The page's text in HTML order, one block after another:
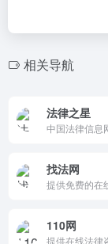
相关导航
法律之星
找法网
110网